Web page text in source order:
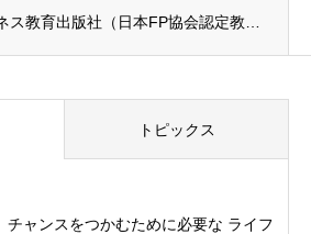
トピックス
チャンスをつかむために必要な ライフ